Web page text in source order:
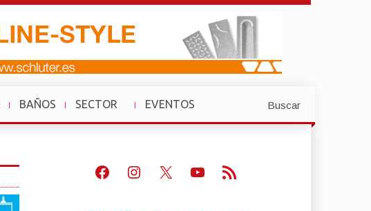
BAÑOS
SECTOR
»
EVENTOS
»
Buscar
Facebook
Instagram
X Youtube
Feed RSS